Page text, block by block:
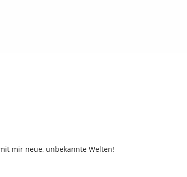
mir neue, unbekannte Welten!